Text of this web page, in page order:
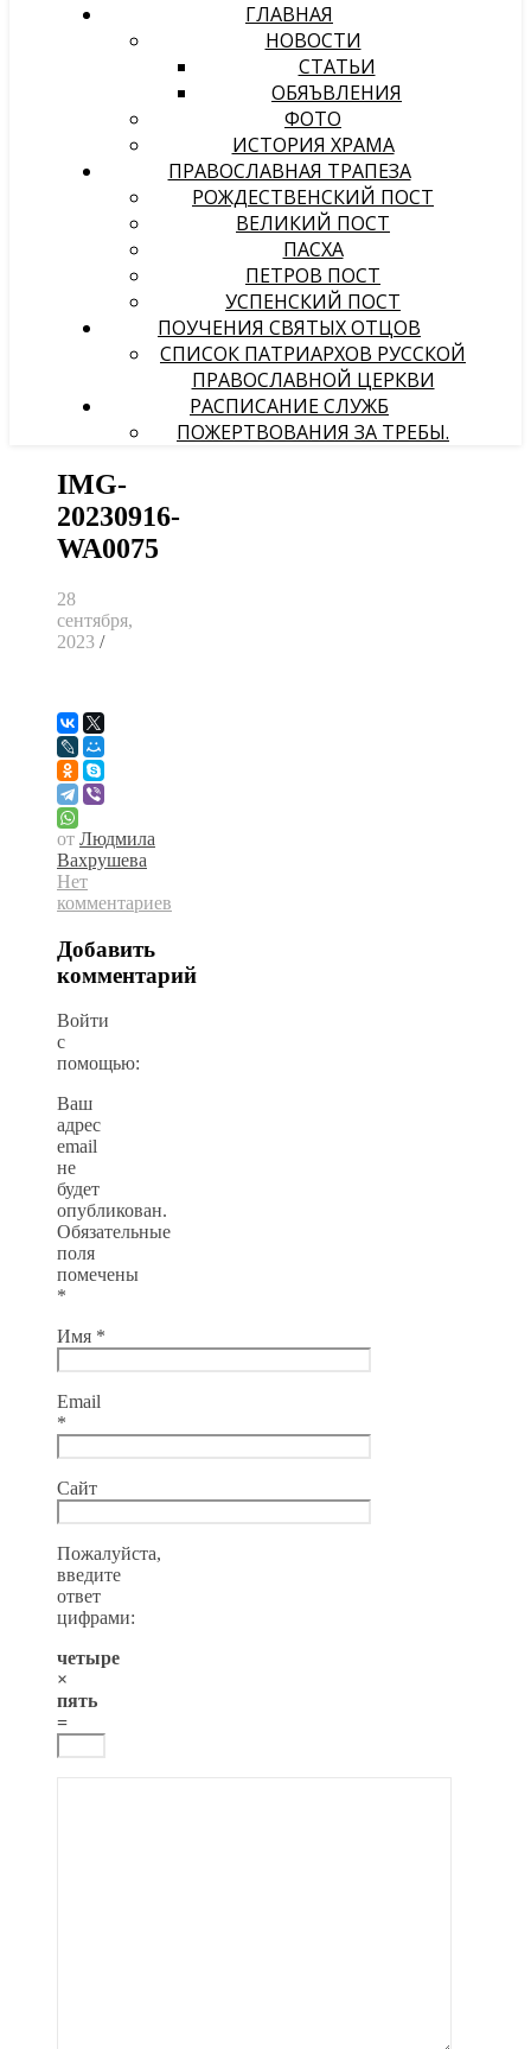
ГЛАВНАЯ
НОВОСТИ
СТАТЬИ
ОБЯЪВЛЕНИЯ
ФОТО
ИСТОРИЯ ХРАМА
ПРАВОСЛАВНАЯ ТРАПЕЗА
РОЖДЕСТВЕНСКИЙ ПОСТ
ВЕЛИКИЙ ПОСТ
ПАСХА
ПЕТРОВ ПОСТ
УСПЕНСКИЙ ПОСТ
ПОУЧЕНИЯ СВЯТЫХ ОТЦОВ
СПИСОК ПАТРИАРХОВ РУССКОЙ
ПРАВОСЛАВНОЙ ЦЕРКВИ
РАСПИСАНИЕ СЛУЖБ
ПОЖЕРТВОВАНИЯ ЗА ТРЕБЫ.
IMG-
20230916-
WA0075
28
сентября,
2023 /
от Людмила
Вахрушева
Нет
комментариев
Добавить
комментарий
Войти
с
помощью:
Ваш
адрес
email
не
будет
опубликован.
Обязательные
поля
помечены
*
Имя *
Email
*
Сайт
Пожалуйста,
введите
ответ
цифрами:
четыре
×
пять
=